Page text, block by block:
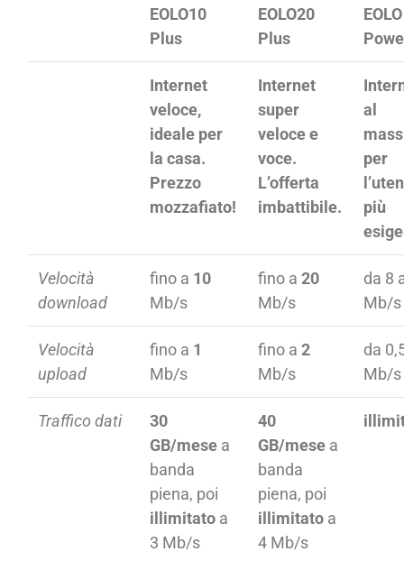
EOLO10
Plus
EOLO20
Plus
EOLO
Internet
veloce,
ideale per
la casa.
Prezzo
mozzafiato!
Internet
super
veloce e
voce.
L’offerta
imbattibile.
al
per
più
Velocità
download
fino a 10
Mb/s
fino a 20
Mb/s
da 8
Mb/s
Velocità
upload
fino a 1
Mb/s
fino a 2
Mb/s
da
Mb/s
Traffico dati
30
GB/mese a
banda
piena, poi
illimitato a
3 Mb/s
40
GB/mese a
banda
piena, poi
illimitato a
4 Mb/s